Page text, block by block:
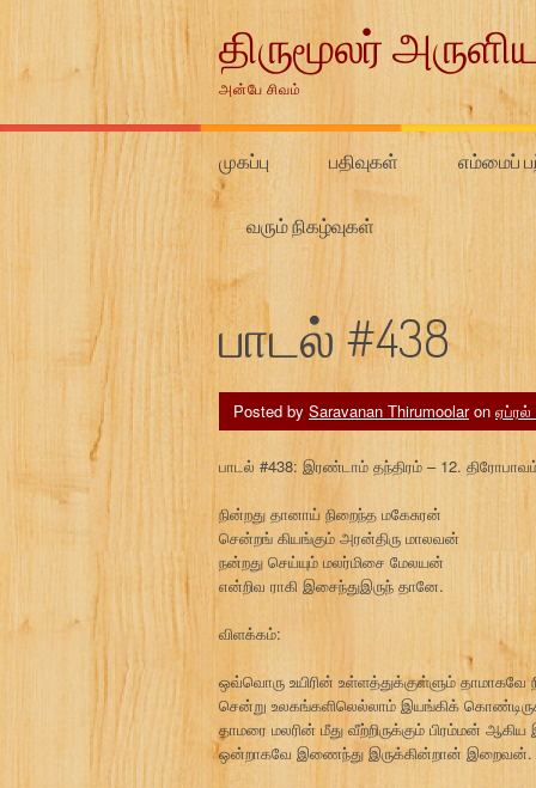
திருமூலர்
அன்பே சிவம்
முகப்பு பதிவுகள் எம்மைப்
வரும் நிகழ்வுகள்
பாடல் #438
Posted by Saravanan Thirumoolaron ஏப்ரல்
பாடல் #438: இரண்டாம் தந்திரம் – 12.
நின்றது தானாய் நிறைந்த மகேசுரன்
சென்றங் கியங்கும் அரன்திரு மாலவன்
நன்றது செய்யும் மலர்மிசை மேலயன்
என்றிவ ராகி இசைந்துஇருந் தானே.
விளக்கம்:
ஒவ்வொரு உயிரின் உள்ளத்துக்குள்ளும் தாமாகவே
சென்று உலகங்களிலெல்லாம் இயங்கிக்
தாமரை மலரின் மீது வீற்றிருக்கும் பிரம்மன்
ஒன்றாகவே இணைந்து இருக்கின்றான் இறைவன்.